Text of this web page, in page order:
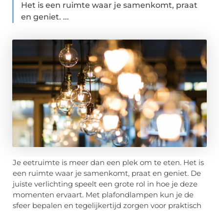
Het is een ruimte waar je samenkomt, praat
en geniet. ...
Je eetruimte is meer dan een plek om te eten. Het is
een ruimte waar je samenkomt, praat en geniet. De
juiste verlichting speelt een grote rol in hoe je deze
momenten ervaart. Met plafondlampen kun je de
sfeer bepalen en tegelijkertijd zorgen voor praktisch